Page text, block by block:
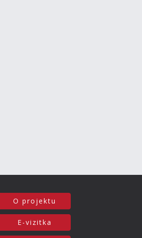
O projektu
E-vizitka